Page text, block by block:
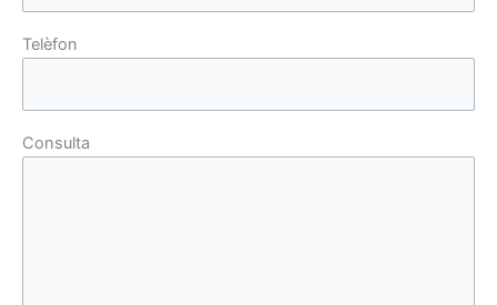
Telèfon
Consulta